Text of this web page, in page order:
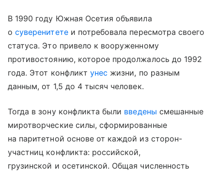
В 1990 году Южная Осетия объявила
осуверенитетеи потребовала пересмотра своего
статуса. Это привело к вооруженному
противостоянию, которое продолжалось до 1992
года. Этот конфликт унес жизни, по разным
данным, от 1,5 до 4 тысяч человек.
Тогда в зону конфликта были введены смешанные
миротворческие силы, сформированные
на паритетной основе от каждой из сторон-
участниц конфликта: российской,
грузинской и осетинской. Общая численность